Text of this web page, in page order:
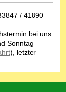
/ 41890
bei uns
Sonntag
), letzter